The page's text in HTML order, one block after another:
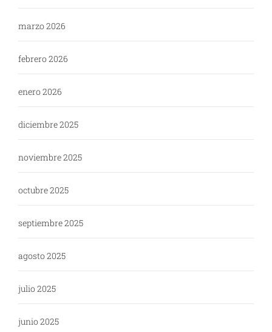
marzo 2026
febrero 2026
enero 2026
diciembre 2025
noviembre 2025
octubre 2025
septiembre 2025
agosto 2025
julio 2025
junio 2025